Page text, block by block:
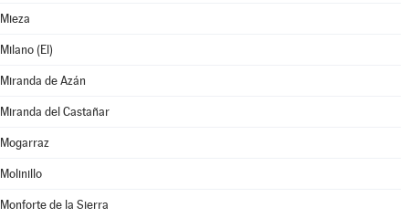
Mieza
Milano (El)
Miranda de Azán
Miranda del Castañar
Mogarraz
Molinillo
Monforte de la Sierra